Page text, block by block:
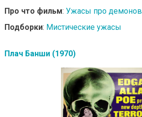
Про что фильм: Ужасы про демонов
Подборки: Мистические ужасы
Плач Банши (1970)